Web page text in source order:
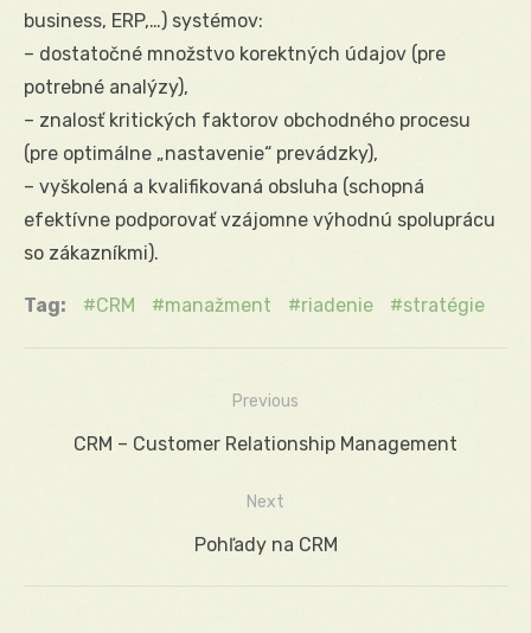
business, ERP,…) systémov:
– dostatočné množstvo korektných údajov (pre
potrebné analýzy),
– znalosť kritických faktorov obchodného procesu
(pre optimálne „nastavenie“ prevádzky),
– vyškolená a kvalifikovaná obsluha (schopná
efektívne podporovať vzájomne výhodnú spoluprácu
so zákazníkmi).
Tag: CRM manažment riadenie stratégie
Navigácia
Previous
Previous
CRM – Customer Relationship Management
Next
Next
Pohľady na CRM